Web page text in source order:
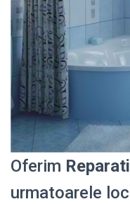
Oferim
urmatoarele